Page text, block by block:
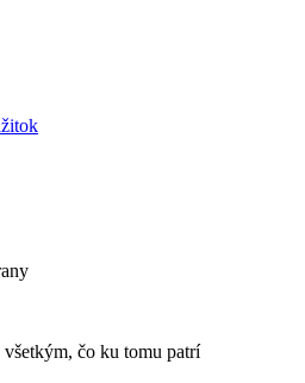
čo ku tomu patrí